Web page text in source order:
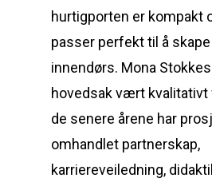
hurtigporten er kompakt
passer perfekt til å
innendørs. Mona
hovedsak vært kvalitativt
de senere årene har
omhandlet partnerskap,
karriereveiledning,